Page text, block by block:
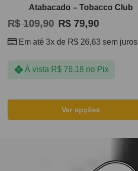
Atabacado – Tobacco Club
R$109,90 R$ 79,90
Em até 3x de R$ 26,63 sem juros
À vista R$76,18 no Pix
Ver opções